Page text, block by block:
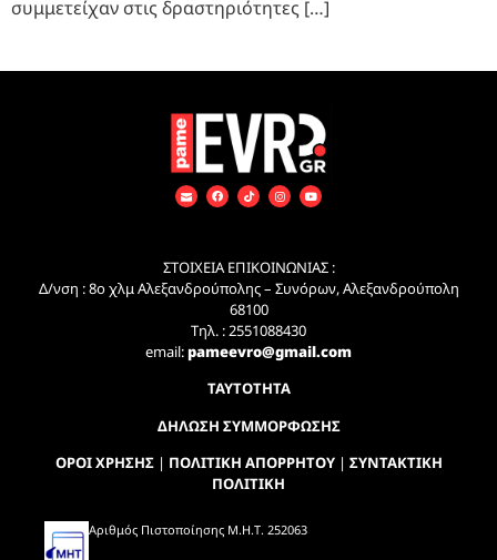
συμμετείχαν στις δραστηριότητες […]
ΣΤΟΙΧΕΙΑ ΕΠΙΚΟΙΝΩΝΙΑΣ :
Δ/νση : 8ο χλμ Αλεξανδρούπολης – Συνόρων, Αλεξανδρούπολη
68100
Τηλ. : 2551088430
email:pameevro@gmail.com
ΤΑΥΤΟΤΗΤΑ
ΔΗΛΩΣΗ ΣΥΜΜΟΡΦΩΣΗΣ
ΟΡΟΙ ΧΡΗΣΗΣ| ΠΟΛΙΤΙΚΗ ΑΠΟΡΡΗΤΟΥ| ΣΥΝΤΑΚΤΙΚΗ
ΠΟΛΙΤΙΚΗ
Αριθμός Πιστοποίησης Μ.Η.Τ. 252063